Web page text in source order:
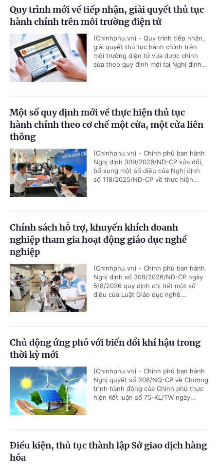
Quy trình mới về tiếp nhận, giải quyết thủ tục
hành chính trên môi trường điện tử
(Chinhphu.vn) - Quy trình tiếp nhận,
giải quyết thủ tục hành chính trên
môi trường điện tử vừa được chỉnh
sửa theo quy định mới tại Nghị định...
Một số quy định mới về thực hiện thủ tục
hành chính theo cơ chế một cửa, một cửa liên
thông
(Chinhphu.vn) - Chính phủ ban hành
Nghị định 309/2026/NĐ-CP sửa đổi,
bổ sung một số điều của Nghị định
số 118/2025/NĐ-CP về thực hiện...
Chính sách hỗ trợ, khuyến khích doanh
nghiệp tham gia hoạt động giáo dục nghề
nghiệp
(Chinhphu.vn) - Chính phủ ban hành
Nghị định số 308/2026/NĐ-CP ngày
5/8/2026 quy định chi tiết một số
điều của Luật Giáo dục nghề...
Chủ động ứng phó với biến đổi khí hậu trong
thời kỳ mới
(Chinhphu.vn) - Chính phủ ban hành
Nghị quyết số 208/NQ-CP về Chương
trình hành động của Chính phủ thực
hiện Kết luận số 75-KL/TW ngày...
Điều kiện, thủ tục thành lập Sở giao dịch hàng
hóa